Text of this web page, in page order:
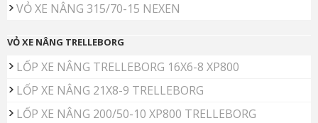
VỎ XE NÂNG 315/70-15 NEXEN
VỎ XE NÂNG TRELLEBORG
LỐP XE NÂNG TRELLEBORG 16X6-8 XP800
LỐP XE NÂNG 21X8-9 TRELLEBORG
LỐP XE NÂNG 200/50-10 XP800 TRELLEBORG